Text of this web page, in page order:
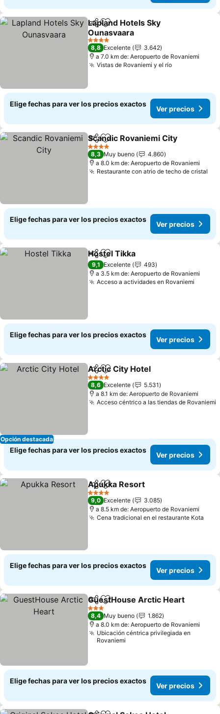
CompartirAgregar a favoritos
Lapland Hotels Sky
Ounasvaara
Ver precios
4 Estrellas
8,8 Excelente
3.642
a 7.0 km de: Aeropuerto de Rovaniemi
Vistas de Rovaniemi y el ríoVer precios
Elige fechas para ver los precios exactos
Ver precios
CompartirAgregar a favoritos
Scandic Rovaniemi City
4 Estrellas
8,3 Muy bueno
4.860
a 8.0 km de: Aeropuerto de Rovaniemi
Restaurante con atrio de techo de cristal
Elige fechas para ver los precios exactos
Ver precios
CompartirAgregar a favoritos
Hostel Tikka
9,1 Excelente
493
a 3.5 km de: Aeropuerto de Rovaniemi
Acceso a actividades en Rovaniemi
Elige fechas para ver los precios exactos
Ver precios
Opción destacada
CompartirAgregar a favoritos
Arctic City Hotel
4 Estrellas
8,6 Excelente
5.531
a 8.1 km de: Aeropuerto de Rovaniemi
Acceso céntrico a las tiendas de Rovaniemi
Elige fechas para ver los precios exactos
Ver precios
CompartirAgregar a favoritos
Apukka Resort
4 Estrellas
9,0 Excelente
3.085
a 8.5 km de: Aeropuerto de Rovaniemi
Cena tradicional en el restaurante Kota
Elige fechas para ver los precios exactos
Ver precios
CompartirAgregar a favoritos
GuestHouse Arctic Heart
3 Estrellas
8,4 Muy bueno
1.862
a 8.0 km de: Aeropuerto de Rovaniemi
Ubicación céntrica privilegiada en
Rovaniemi
Elige fechas para ver los precios exactos
Ver precios